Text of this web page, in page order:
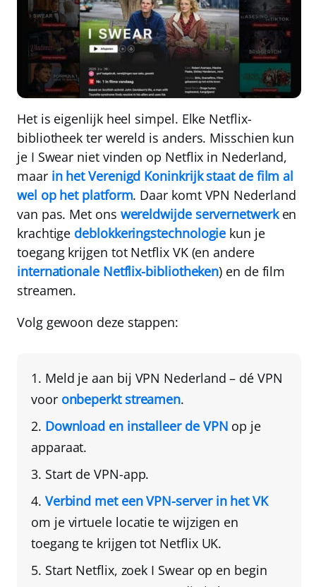
Het is eigenlijk heel simpel. Elke Netflix-
bibliotheek ter wereld is anders. Misschien kun
je I Swear niet vinden op Netflix in Nederland,
maar in het Verenigd Koninkrijk staat de film al
wel op het platform. Daar komt VPN Nederland
van pas. Met ons wereldwijde servernetwerken
krachtige deblokkeringstechnologie kun je
toegang krijgen tot Netflix VK (en andere
internationale Netflix-bibliotheken) en de film
streamen.
Volg gewoon deze stappen:
Meld je aan bij VPN Nederland – dé VPN
voor onbeperkt streamen.
Download en installeer de VPN op je
apparaat.
Start de VPN-app.
Verbind met een VPN-server in het VK
om je virtuele locatie te wijzigen en
toegang te krijgen tot Netflix UK.
Start Netflix, zoek I Swear op en begin